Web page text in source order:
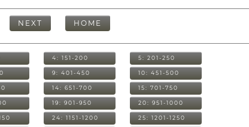
NEXT HOME
4: 151-200 5: 201-250
9: 401-450 10: 451-500
14: 651-700 15: 701-750
19: 901-950 20: 951-1000
24: 1151-1200 25: 1201-1250